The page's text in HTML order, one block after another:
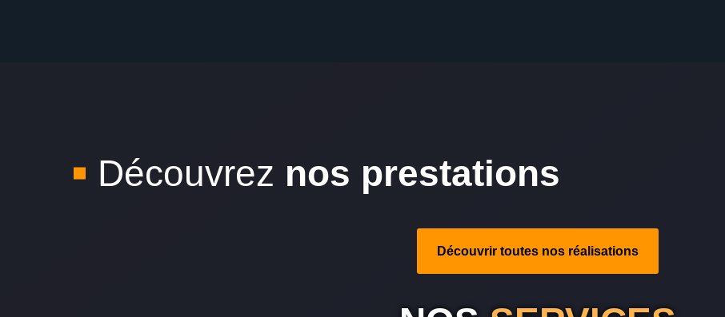
Découvrez nos prestations
Découvrir toutes nos réalisations